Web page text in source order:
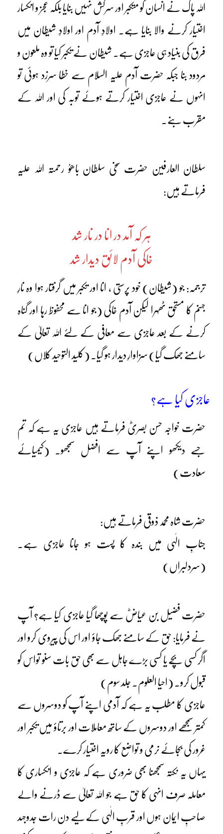
اللہ پاک نے انسان کو متکبر اور سرکش نہیں بنایا بلکہ عجز و انکسار
اختیار کرنے والا بنایا ہے۔ اولادِ آدم اور اولادِ شیطان میں
فرق کی بنیاد ہی عاجزی ہے۔ شیطان نے تکبر کیا تو وہ ملعون و
مردود بنا جبکہ حضرت آدم علیہ السلام سے خطا سرزد ہوئی تو
انہوں نے عاجزی اختیار کرتے ہوئے توبہ کی اور اللہ کے
مقرب بنے۔
سلطان العارفین حضرت سخی سلطان باھوُ رحمتہ اللہ علیہ
فرماتے ہیں:
ہر کہ آمد در انا در نار شد
خاکی آدم لائق دیدار شد
ترجمہ: جو (شیطان) خود پرستی ، انا اور تکبر میں گرفتار ہوا وہ نارِ
جہنم کا مستحق ٹھہرا لیکن آدم خاکی (جو انا سے محفوظ رہا اور گناہ
کرنے کے بعد عاجزی سے معافی کے لئے اللہ تعالیٰ کے
سامنے جھک گیا) سزاوارِ دیدار ہو گیا۔ (کلید التوحید کلاں)
عاجزی کیا ہے؟
حضرت خواجہ حسن بصریؓ فرماتے ہیں عاجزی یہ ہے کہ تم
جسے دیکھو اپنے آپ سے افضل سمجھو۔ (کیمیائے
سعادت)
حضرت شاہ محمد ذوقیؒ فرماتے ہیں:
جنابِ الٰہی میں بندہ کا پست ہو جانا عاجزی ہے۔
(سردلبراں)
حضرت فضیل بن عیاضؓ سے پوچھا گیا عاجزی کیا ہے؟ آپ
نے فرمایا: حق کے سامنے جھک جاؤ اور اس کی پیروی کرو اور
اگر کسی بچے یا کسی بڑے جاہل سے بھی حق بات سنو تواس کو
قبول کرو۔ (احیا العلوم۔ جلد سوم)
عاجزی کا مطلب یہ ہے کہ آدمی اپنے آپ کو دوسروں سے
کمتر سمجھے اور دوسروں کے ساتھ معاملات اور برتاؤ میں تکبر اور
غرور کی بجائے نرمی و تواضع کا رویہ اختیار کرے۔
یہاں یہ نکتہ سمجھنا بھی ضروری ہے کہ عاجزی و انکساری کا
معاملہ صرف انہی کا حق ہے جو اللہ تعالیٰ سے ڈرنے والے
صاحبِ ایمان ہوں اور قربِ الٰہی کے لیے دن رات جدوجہد